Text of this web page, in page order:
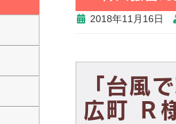
2018年11月16日
「台風
広町 Ｒ